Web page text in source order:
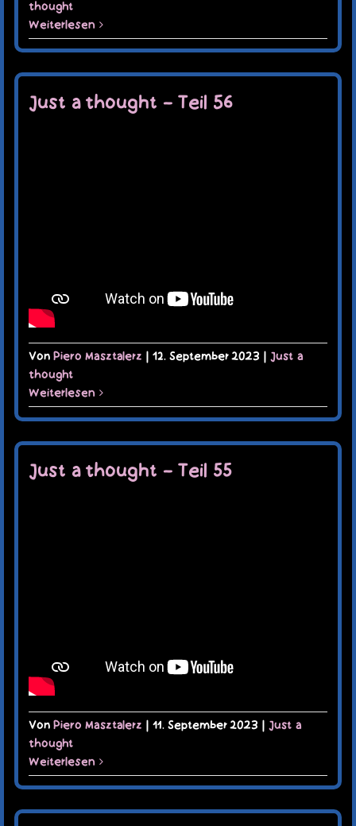
thought
Weiterlesen
Just a thought – Teil 56
Von Piero Masztalerz | 12. September 2023 | Just a
thought
Weiterlesen
Just a thought – Teil 55
Von Piero Masztalerz | 11. September 2023 | Just a
thought
Weiterlesen